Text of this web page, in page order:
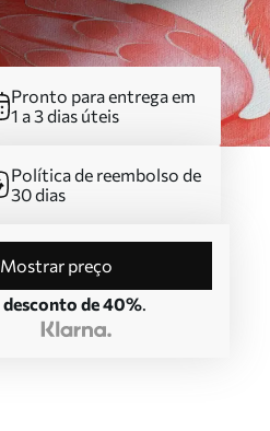
Pronto para entrega em
1 a 3 dias úteis
Política de reembolso de
30 dias
Mostrar preço
desconto de 40%.